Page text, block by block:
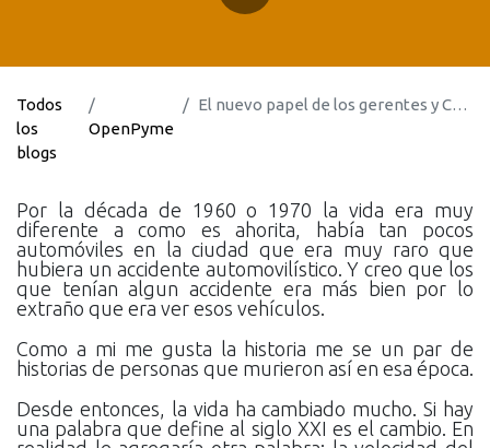
Todos
los
blogs
OpenPyme
El nuevo papel de los gerentes y CEO´s en la Transformación Digital
Por la década de 1960 o 1970 la vida era muy
diferente a como es ahorita, había tan pocos
automóviles en la ciudad que era muy raro que
hubiera un accidente automovilístico. Y creo que los
que tenían algun accidente era más bien por lo
extraño que era ver esos vehículos.
Como a mi me gusta la historia me se un par de
historias de personas que murieron así en esa época.
Desde entonces, la vida ha cambiado mucho. Si hay
una palabra que define al siglo XXI es el cambio. En